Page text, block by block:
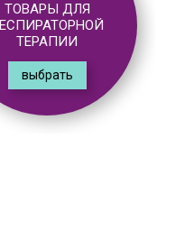
ТОВАРЫ ДЛЯ
выбрать